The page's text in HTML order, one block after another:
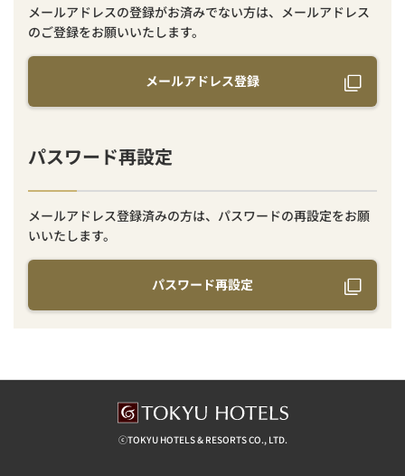
メールアドレスの登録がお済みでない方は、メールアドレス
のご登録をお願いいたします。
メールアドレス登録
パスワード再設定
メールアドレス登録済みの方は、パスワードの再設定をお願
いいたします。
パスワード再設定
ⓒTOKYU HOTELS & RESORTS CO., LTD.